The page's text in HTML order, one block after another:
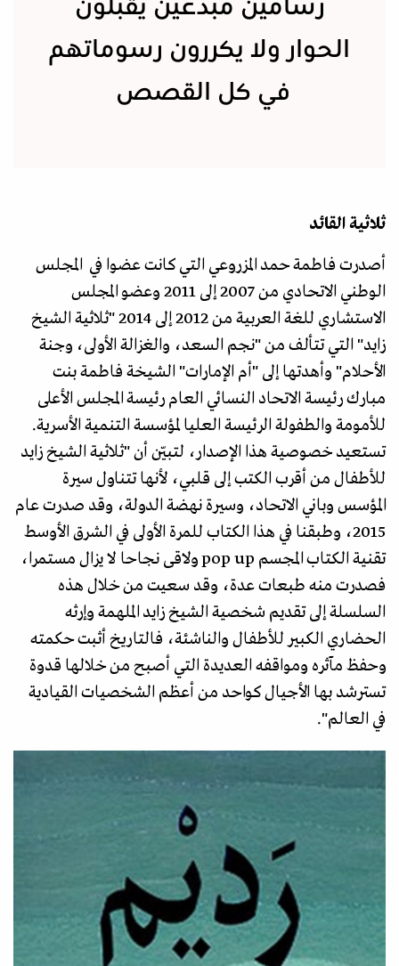
رسامين مبدعين يقبلون
الحوار ولا يكررون رسوماتهم
في كل القصص
ثلاثية القائد
أصدرت فاطمة حمد المزروعي التي كانت عضوا في المجلس
الوطني الاتحادي من 2007 إلى 2011 وعضو المجلس
الاستشاري للغة العربية من 2012 إلى 2014 "ثلاثية الشيخ
زايد" التي تتألف من "نجم السعد، والغزالة الأولى، وجنة
الأحلام" وأهدتها إلى "أم الإمارات" الشيخة فاطمة بنت
مبارك رئيسة الاتحاد النسائي العام رئيسة المجلس الأعلى
للأمومة والطفولة الرئيسة العليا لمؤسسة التنمية الأسرية.
تستعيد خصوصية هذا الإصدار، لتبيّن أن "ثلاثية الشيخ زايد
للأطفال من أقرب الكتب إلى قلبي، لأنها تتناول سيرة
المؤسس وباني الاتحاد، وسيرة نهضة الدولة، وقد صدرت عام
2015، وطبقنا في هذا الكتاب للمرة الأولى في الشرق الأوسط
تقنية الكتاب المجسم pop up ولاقى نجاحا لا يزال مستمرا،
فصدرت منه طبعات عدة، وقد سعيت من خلال هذه
السلسلة إلى تقديم شخصية الشيخ زايد الملهمة وإرثه
الحضاري الكبير للأطفال والناشئة، فالتاريخ أثبت حكمته
وحفظ مآثره ومواقفه العديدة التي أصبح من خلالها قدوة
تسترشد بها الأجيال كواحد من أعظم الشخصيات القيادية
في العالم".